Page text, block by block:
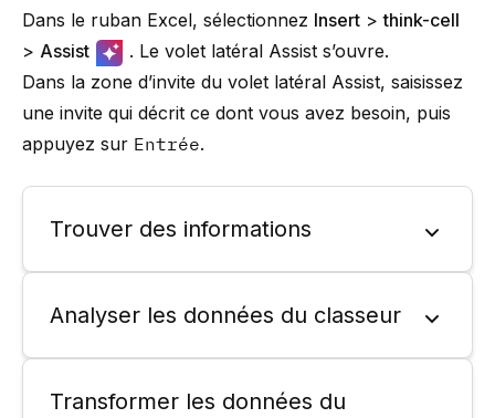
Dans le ruban Excel, sélectionnez Insert >think-cell
> Assist
. Le volet latéral Assist s’ouvre.
Dans la zone d’invite du volet latéral Assist, saisissez
une invite qui décrit ce dont vous avez besoin, puis
appuyez sur Entrée.
Trouver des informations
Analyser les données du classeur
Transformer les données du